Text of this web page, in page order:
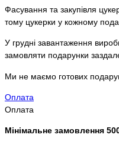
Фасування та закупівля
тому цукерки у кожному
У грудні завантаження
замовляти подарунки
Ми не маємо готових
Оплата
Оплата
Мінімальне замовлення